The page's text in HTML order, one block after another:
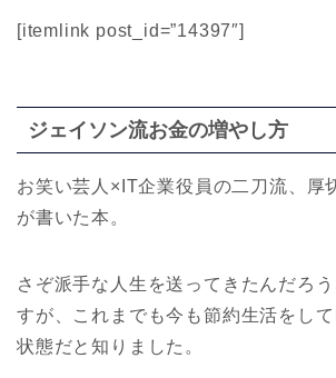
[itemlink post_id=”14397″]
ジェイソン流お金の増やし方
お笑い芸人×IT企業役員の二刀流、厚
が書いた本。
さぞ派手な人生を送ってきたんだろ
すが、これまでも今も節約生活をし
状態だと知りました。